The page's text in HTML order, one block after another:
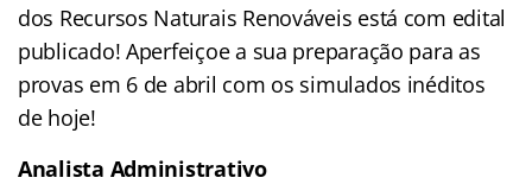
dos Recursos Naturais Renováveis está com edital
publicado! Aperfeiçoe a sua preparação para as
provas em 6 de abril com os simulados inéditos
de hoje!
Analista Administrativo